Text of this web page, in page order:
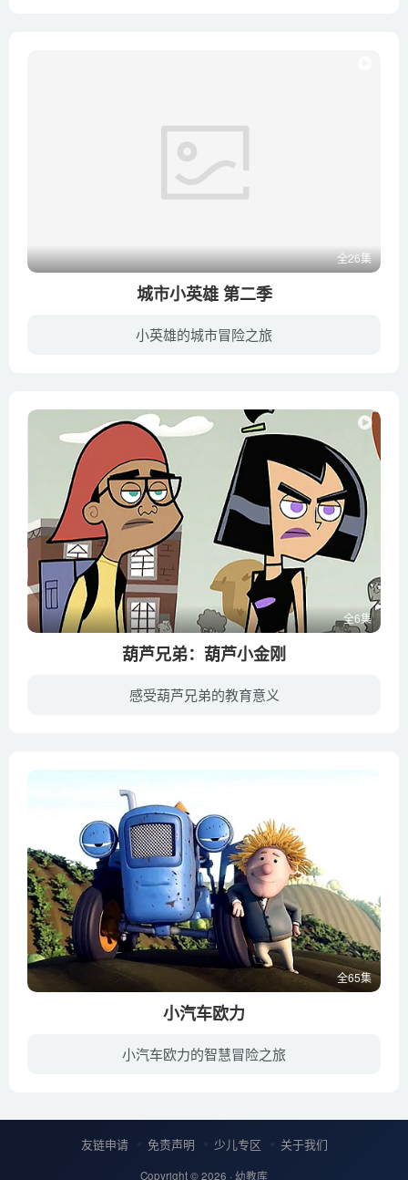
全26集
城市小英雄 第二季
小英雄的城市冒险之旅
全6集
葫芦兄弟：葫芦小金刚
感受葫芦兄弟的教育意义
全65集
小汽车欧力
小汽车欧力的智慧冒险之旅
友链申请 免责声明 少儿专区 关于我们
Copyright © 2026 · 幼教库